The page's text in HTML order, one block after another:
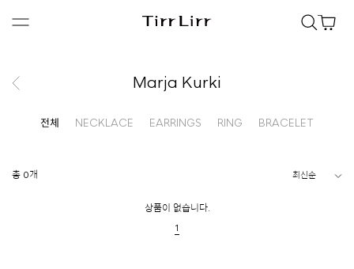
Marja Kurki
전체 NECKLACE EARRINGS RING BRACELET
총 0개
상품이 없습니다.
1